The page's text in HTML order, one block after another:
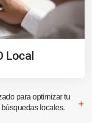
Local
para optimizar tu
locales.